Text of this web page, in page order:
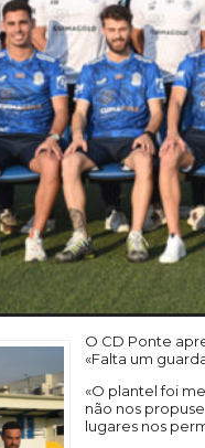
O CD Ponte
«Falta um
«O plantel foi
não nos
lugares nos